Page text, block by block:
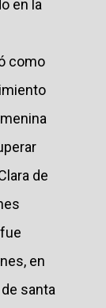
en la
como
de
en
santa